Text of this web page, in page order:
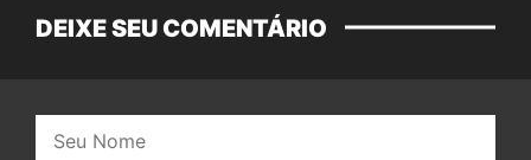
DEIXE SEU COMENTÁRIO